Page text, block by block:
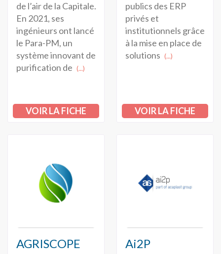
de l’air de la Capitale.
En 2021, ses
ingénieurs ont lancé
le Para-PM, un
système innovant de
purification de (...)
VOIR LA FICHE
publics des ERP
privés et
institutionnels grâce
à la mise en place de
solutions (...)
VOIR LA FICHE
AGRISCOPE Ai2P